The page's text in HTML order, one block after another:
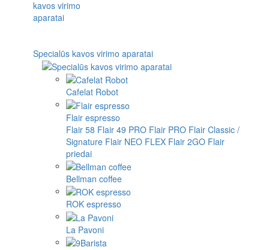
Specialūs kavos virimo aparatai
Cafelat Robot
Flair espresso
Flair 58 Flair 49 PRO Flair PRO Flair Classic /
Signature Flair NEO FLEX Flair 2GO Flair
priedai
Bellman coffee
ROK espresso
La Pavoni